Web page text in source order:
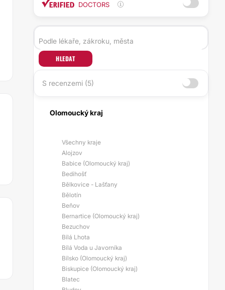
DOCTORS
HLEDAT
S recenzemi (5)
Olomoucký kraj
Všechny kraje
Alojzov
Babice (Olomoucký kraj)
Bedihošť
Bělkovice - Lašťany
Bělotín
Beňov
Bernartice (Olomoucký kraj)
Bezuchov
Bílá Lhota
Bílá Voda u Javorníka
Bílsko (Olomoucký kraj)
Biskupice (Olomoucký kraj)
Blatec